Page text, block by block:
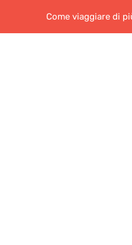
Come viaggiare di